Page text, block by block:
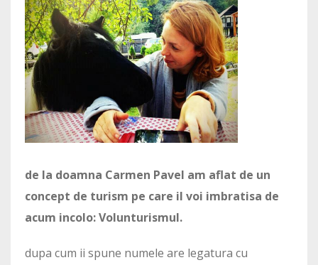
de la doamna Carmen Pavel am aflat de un
concept de turism pe care il voi imbratisa de
acum incolo: Volunturismul.
dupa cum ii spune numele are legatura cu